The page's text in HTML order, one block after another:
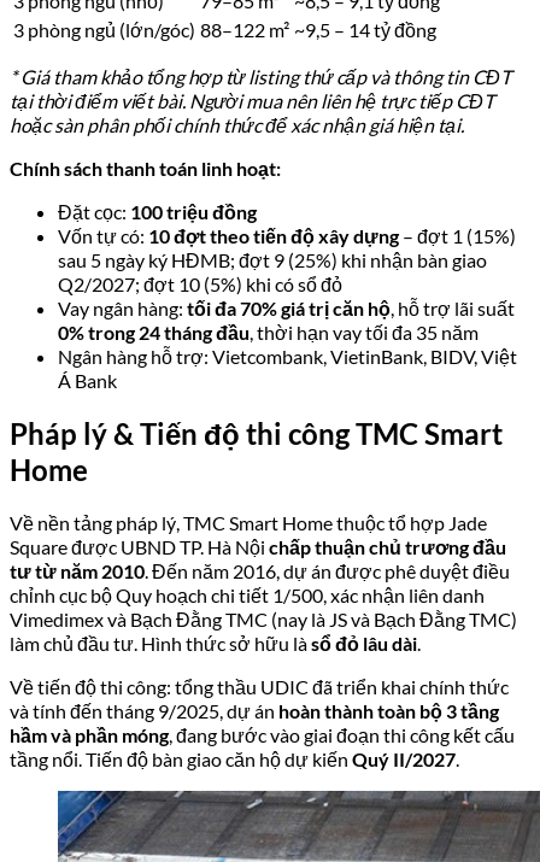
Về tiến độ thi công: tổng thầu UDIC đã triển khai chính thức
và tính đến tháng 9/2025, dự ánhoàn thành toàn bộ 3 tầng
tầng nổi. Tiến độ bàn giao căn hộ dự kiếnQuý II/2027.
Tiến độ thi công TMC Smart Home cập nhật đến
móng, đang triển khai kết cấu tầng nổi. Nguồn:
cafeland.vn